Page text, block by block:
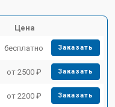
Цена
бесплатно Заказать
от 2500 ₽ Заказать
от 2200 ₽ Заказать